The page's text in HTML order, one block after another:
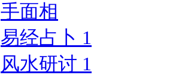
手面相
易经占卜 1
风水研讨 1